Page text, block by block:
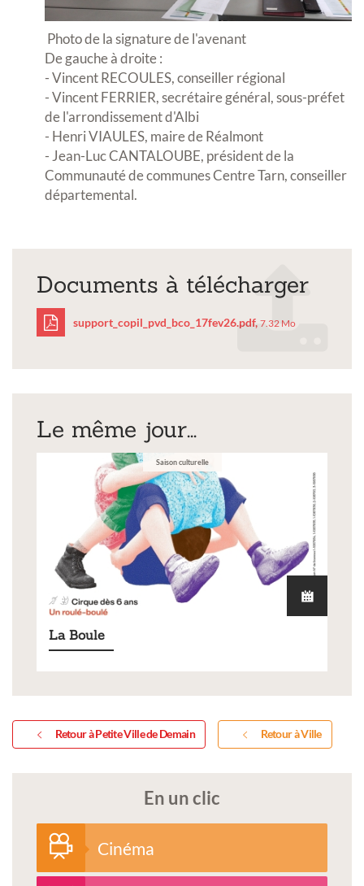
Photo de la signature de l'avenant
De gauche à droite :
- Vincent RECOULES, conseiller régional
- Vincent FERRIER, secrétaire général, sous-préfet
de l'arrondissement d'Albi
- Henri VIAULES, maire de Réalmont
- Jean-Luc CANTALOUBE, président de la
Communauté de communes Centre Tarn, conseiller
départemental.
Documents à télécharger
support_copil_pvd_bco_17fev26.pdf, 7.32 Mo
Le même jour...
Saison culturelle
La Boule
Retour à Petite Ville de Demain Retour à Ville
En un clic
Cinéma